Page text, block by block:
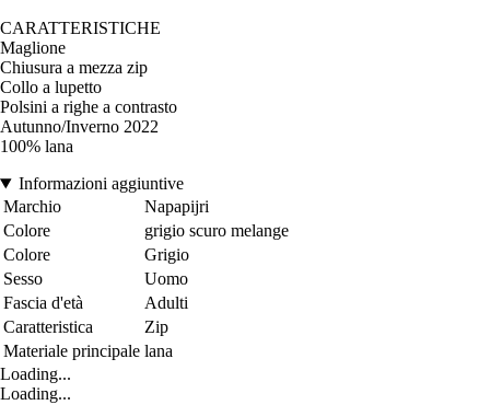
CARATTERISTICHE
Maglione
Chiusura a mezza zip
Collo a lupetto
Polsini a righe a contrasto
Autunno/Inverno 2022
100% lana
Informazioni aggiuntive
Marchio
Napapijri
Colore
grigio scuro melange
Colore
Grigio
Sesso
Uomo
Fascia d'età
Adulti
Caratteristica
Zip
Materiale principale lana
Loading...
Loading...